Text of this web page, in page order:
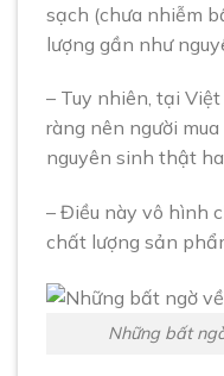
sạch (chưa nhiễm
lượng gần như
– Tuy nhiên, tại
ràng nên người
nguyên sinh thật
– Điều này vô hình
chất lượng sản
Những bất